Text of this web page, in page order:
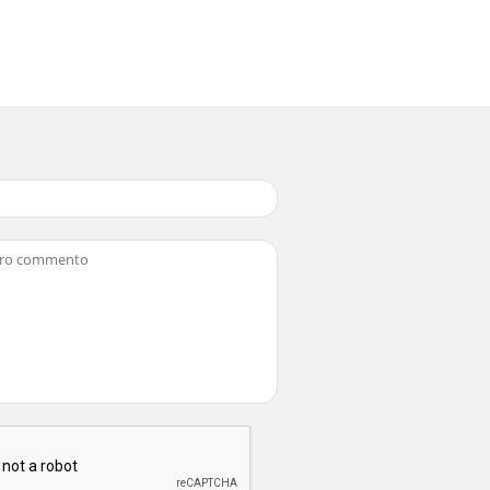
grill należy rozgrzewać przez co najmniej
oparzeniamiPrzed czyszczeniem lub